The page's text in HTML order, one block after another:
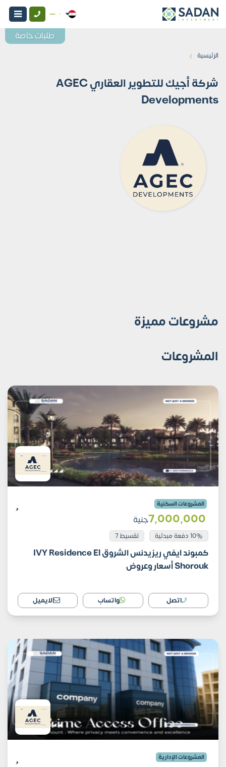
الرئيسية ›
شركة أجيك للتطوير العقاري AGEC
Developments
مشروعات مميزة
المشروعات
المشروعات السكنية
7٬000٬000جنية
10% دفعة مبدئية تقسيط 7
كمبوند ايفي ريزيدنس الشروق IVY Residence El
Shorouk أسعار وعروض
اتصل واتساب الايميل
المشروعات الإدارية
طلبات خاصة